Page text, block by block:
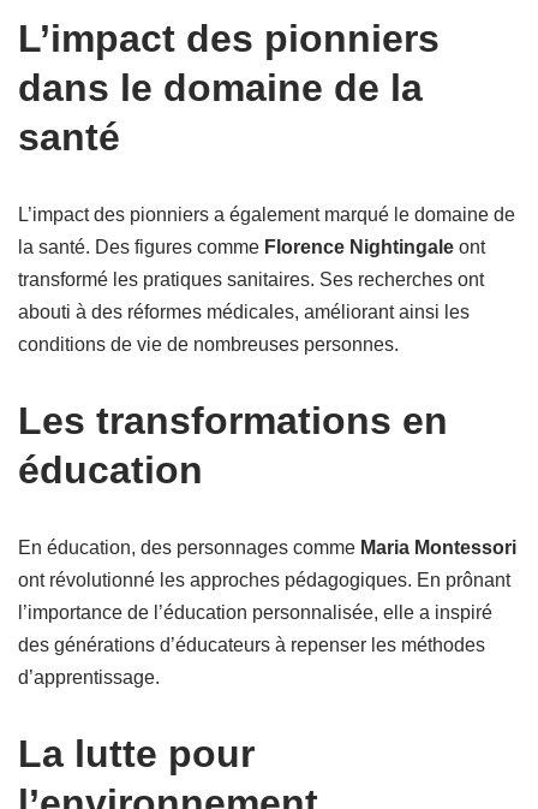
L’impact des pionniers
dans le domaine de la
santé
L’impact des pionniers a également marqué le domaine de
la santé. Des figures comme Florence Nightingale ont
transformé les pratiques sanitaires. Ses recherches ont
abouti à des réformes médicales, améliorant ainsi les
conditions de vie de nombreuses personnes.
Les transformations en
éducation
En éducation, des personnages comme Maria Montessori
ont révolutionné les approches pédagogiques. En prônant
l’importance de l’éducation personnalisée, elle a inspiré
des générations d’éducateurs à repenser les méthodes
d’apprentissage.
La lutte pour